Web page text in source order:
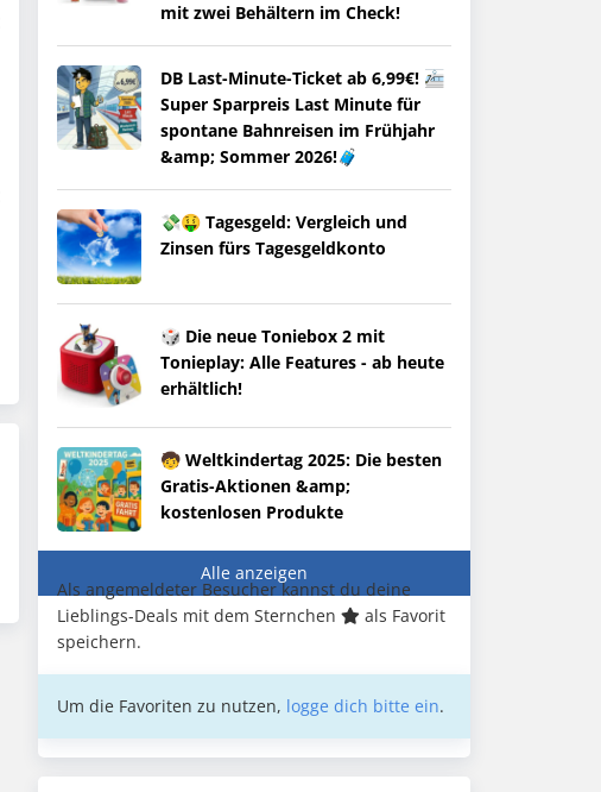
mit zwei Behältern im Check!
DB Last-Minute-Ticket ab 6,99€! 🚈
Super Sparpreis Last Minute für
spontane Bahnreisen im Frühjahr
&amp; Sommer 2026!🧳
💸🤑 Tagesgeld: Vergleich und
Zinsen fürs Tagesgeldkonto
🎲 Die neue Toniebox 2 mit
Tonieplay: Alle Features - ab heute
erhältlich!
🧒 Weltkindertag 2025: Die besten
Gratis-Aktionen &amp;
kostenlosen Produkte
Alle anzeigen
Als angemeldeter Besucher kannst du deine
Lieblings-Deals mit dem Sternchen
als Favorit
speichern.
Um die Favoriten zu nutzen, logge dich bitte ein.